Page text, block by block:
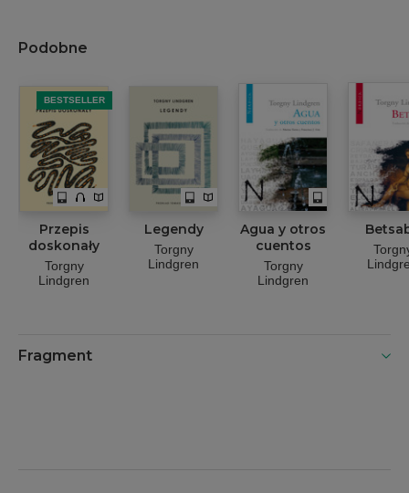
Podobne
BESTSELLER
Przepis
doskonały
Torgny
Lindgren
Legendy
Torgny
Lindgren
Agua y otros
cuentos
Torgny
Lindgren
Fragment